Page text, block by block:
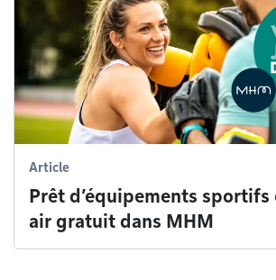
Article
Prêt d’équipements sportifs
air gratuit dans MHM